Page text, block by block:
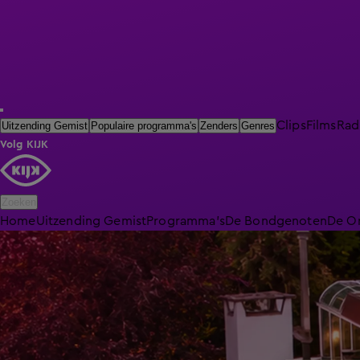
Uitzending Gemist Populaire programma's Zenders Genres ClipsFilms
Volg KIJK
HomeUitzending GemistProgramma'sDe BondgenotenDe